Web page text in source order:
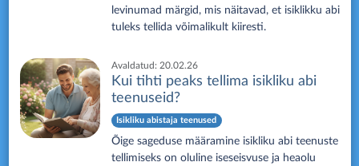
levinumad märgid, mis näitavad, et isiklikku abi
tuleks tellida võimalikult kiiresti.
Avaldatud: 20.02.26
Kui tihti peaks tellima isikliku abi
teenuseid?
Isikliku abistaja teenused
Õige sageduse määramine isikliku abi teenuste
tellimiseks on oluline iseseisvuse ja heaolu